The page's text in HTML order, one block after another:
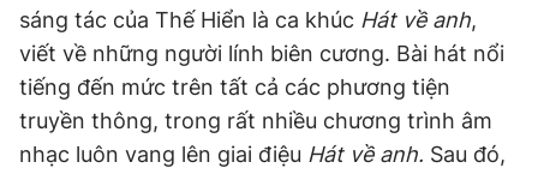
sáng tác của Thế Hiển là ca khúc Hát về anh,
viết về những người lính biên cương. Bài hát nổi
tiếng đến mức trên tất cả các phương tiện
truyền thông, trong rất nhiều chương trình âm
nhạc luôn vang lên giai điệu Hát về anh. Sau đó,